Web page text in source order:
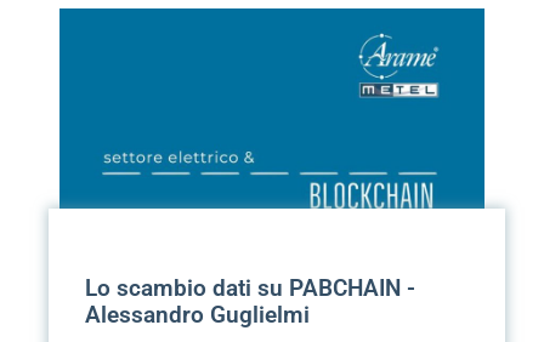
Lo scambio dati su PABCHAIN -
Alessandro Guglielmi